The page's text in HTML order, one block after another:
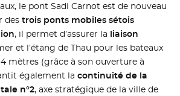
le pont Sadi Carnot est de nouveau
destrois ponts mobiles sétois
, il permet d’assurer la liaison
et l’étang de Thau pour les bateaux
mètres (grâce à son ouverture à
également lacontinuité de la
n°2, axe stratégique de la ville de